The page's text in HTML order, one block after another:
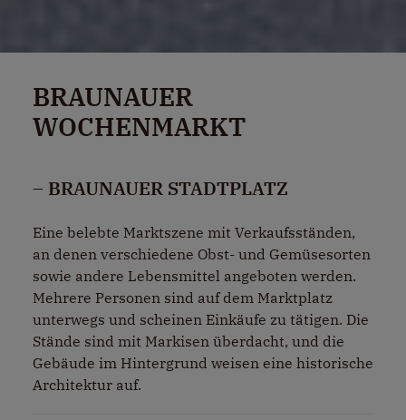
BRAUNAUER
WOCHENMARKT
– BRAUNAUER STADTPLATZ
Eine belebte Marktszene mit Verkaufsständen,
an denen verschiedene Obst- und Gemüsesorten
sowie andere Lebensmittel angeboten werden.
Mehrere Personen sind auf dem Marktplatz
unterwegs und scheinen Einkäufe zu tätigen. Die
Stände sind mit Markisen überdacht, und die
Gebäude im Hintergrund weisen eine historische
Architektur auf.